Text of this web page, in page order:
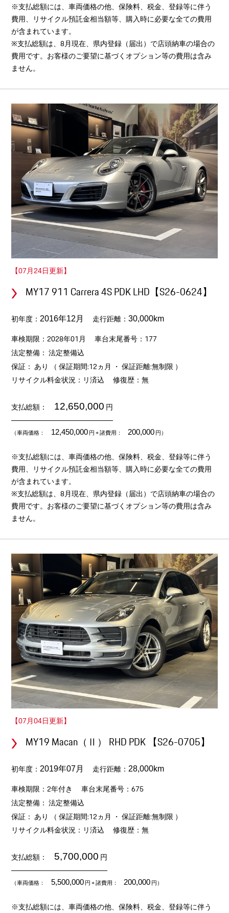
※支払総額には、車両価格の他、保険料、税金、登録等に伴う
費用、リサイクル預託金相当額等、購入時に必要な全ての費用
が含まれています。
※支払総額は、8月現在、県内登録（届出）で店頭納車の場合の
費用です。お客様のご要望に基づくオプション等の費用は含み
ません。
【07月24日更新】
MY17 911 Carrera 4S PDK LHD【S26-0624】
初年度：2016年12月 走行距離：30,000km
車検期限：2028年01月
車台末尾番号：177
法定整備： 法定整備込
保証： あり （ 保証期間:12ヵ月 ・ 保証距離:無制限 ）
リサイクル料金状況：リ済込
修復歴：無
支払総額： 12,650,000 円
（車両価格： 12,450,000円+ 諸費用： 200,000円）
※支払総額には、車両価格の他、保険料、税金、登録等に伴う
費用、リサイクル預託金相当額等、購入時に必要な全ての費用
が含まれています。
※支払総額は、8月現在、県内登録（届出）で店頭納車の場合の
費用です。お客様のご要望に基づくオプション等の費用は含み
ません。
【07月04日更新】
MY19 Macan（Ⅱ） RHD PDK 【S26-0705】
初年度：2019年07月 走行距離：28,000km
車検期限：2年付き
車台末尾番号：675
法定整備： 法定整備込
保証： あり （ 保証期間:12ヵ月 ・ 保証距離:無制限 ）
リサイクル料金状況：リ済込
修復歴：無
支払総額： 5,700,000 円
（車両価格： 5,500,000円+ 諸費用： 200,000円）
※支払総額には、車両価格の他、保険料、税金、登録等に伴う